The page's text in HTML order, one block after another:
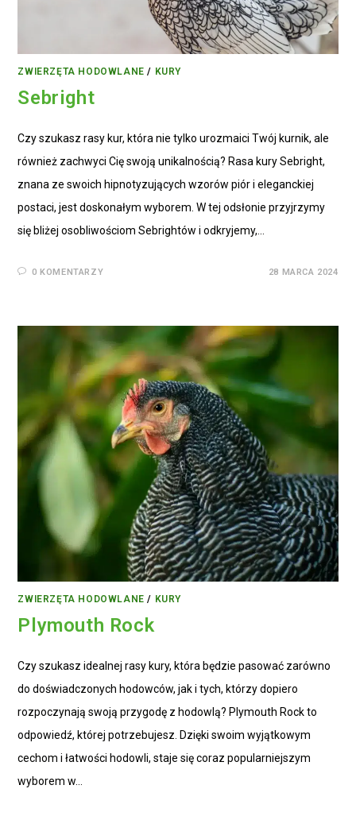
ZWIERZĘTA HODOWLANE / KURY
Sebright
Czy szukasz rasy kur, która nie tylko urozmaici Twój kurnik, ale
również zachwyci Cię swoją unikalnością? Rasa kury Sebright,
znana ze swoich hipnotyzujących wzorów piór i eleganckiej
postaci, jest doskonałym wyborem. W tej odsłonie przyjrzymy
się bliżej osobliwościom Sebrightów i odkryjemy,…
0 KOMENTARZY 28 MARCA 2024
ZWIERZĘTA HODOWLANE / KURY
Plymouth Rock
Czy szukasz idealnej rasy kury, która będzie pasować zarówno
do doświadczonych hodowców, jak i tych, którzy dopiero
rozpoczynają swoją przygodę z hodowlą? Plymouth Rock to
odpowiedź, której potrzebujesz. Dzięki swoim wyjątkowym
cechom i łatwości hodowli, staje się coraz popularniejszym
wyborem w…